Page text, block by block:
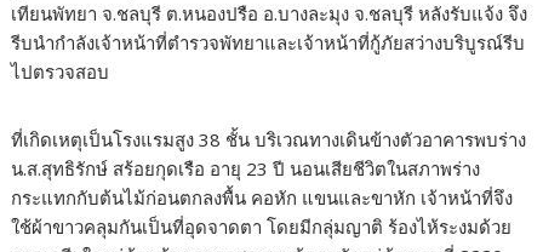
เทียนพัทยา จ.ชลบุรี ต.หนองปรือ อ.บางละมุง จ.ชลบุรี หลังรับแจ้ง จึง
รีบนำกำลังเจ้าหน้าที่ตำรวจพัทยาและเจ้าหน้าที่กู้ภัยสว่างบริบูรณ์รีบ
ไปตรวจสอบ
ที่เกิดเหตุเป็นโรงแรมสูง 38 ชั้น บริเวณทางเดินข้างตัวอาคารพบร่าง
น.ส.สุทธิรักษ์ สร้อยกุดเรือ อายุ 23 ปี นอนเสียชีวิตในสภาพร่าง
กระแทกกับต้นไม้ก่อนตกลงพื้น คอหัก แขนและขาหัก เจ้าหน้าที่จึง
ใช้ผ้าขาวคลุมกันเป็นที่อุดจาดตา โดยมีกลุ่มญาติ ร้องไห้ระงมด้วย